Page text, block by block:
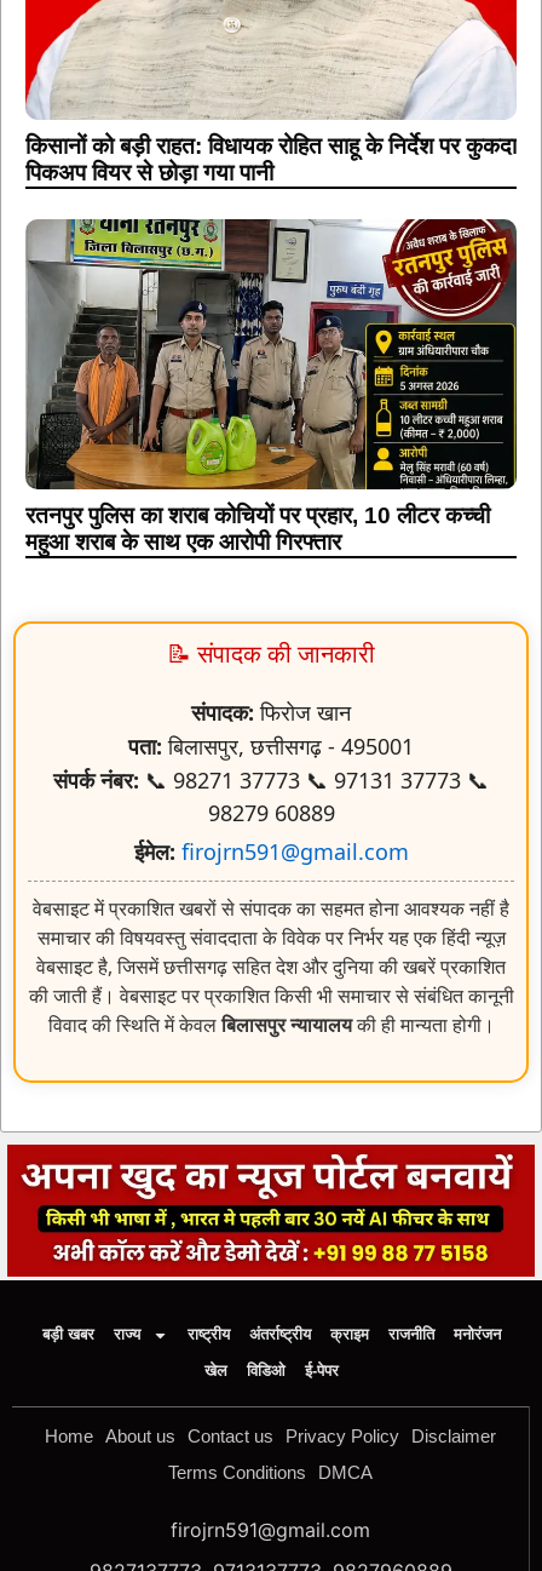
किसानों को बड़ी राहत: विधायक रोहित साहू के निर्देश पर कुकदा
पिकअप वियर से छोड़ा गया पानी
रतनपुर पुलिस का शराब कोचियों पर प्रहार, 10 लीटर कच्ची
महुआ शराब के साथ एक आरोपी गिरफ्तार
📝 संपादक की जानकारी
संपादक:फिरोज खान
बिलासपुर, छत्तीसगढ़ - 495001
📞 98271 37773 📞 97131 37773 📞
98279 60889
ईमेल: firojrn591@gmail.com
वेबसाइट में प्रकाशित खबरों से संपादक का सहमत होना आवश्यक नहीं है
समाचार की विषयवस्तु संवाददाता के विवेक पर निर्भर यह एक हिंदी न्यूज़
वेबसाइट है, जिसमें छत्तीसगढ़ सहित देश और दुनिया की खबरें प्रकाशित
की जाती हैं। वेबसाइट पर प्रकाशित किसी भी समाचार से संबंधित कानूनी
विवाद की स्थिति में केवलबिलासपुर न्यायालयकी ही मान्यता होगी।
बड़ी खबर राज्य राष्ट्रीय अंतर्राष्ट्रीय क्राइम राजनीति
मनोरंजन
खेल
विडिओ ई-पेपर
firojrn591@gmail.com
9827137773, 9713137773, 9827960889